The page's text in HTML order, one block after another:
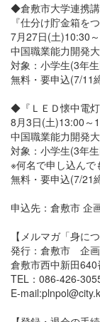
◆倉敷市大学連携
『仕分け貯金箱を
7月27日(土)10:30
中国職業能力開発
対象：小学生(3年
無料・要申込(7/11
◆『ＬＥＤ懐中電灯
8月3日(土)13:00～
中国職業能力開発
対象：小学生(3年
※何名で申し込んで
無料・要申込(7/21
申込先：倉敷市 企
【メルマガ「身に
発行：倉敷市 企
倉敷市西中新田640
TEL：086-426-
E-